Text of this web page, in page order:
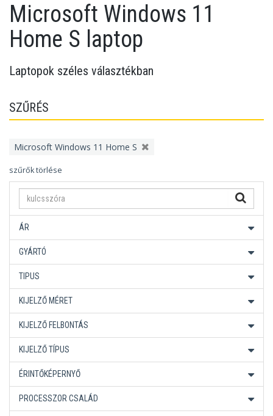
Microsoft Windows 11
Home S laptop
Laptopok széles választékban
SZŰRÉS
Microsoft Windows 11 Home S
szűrők törlése
ÁR
GYÁRTÓ
TIPUS
KIJELZŐ MÉRET
KIJELZŐ FELBONTÁS
KIJELZŐ TÍPUS
ÉRINTŐKÉPERNYŐ
PROCESSZOR CSALÁD